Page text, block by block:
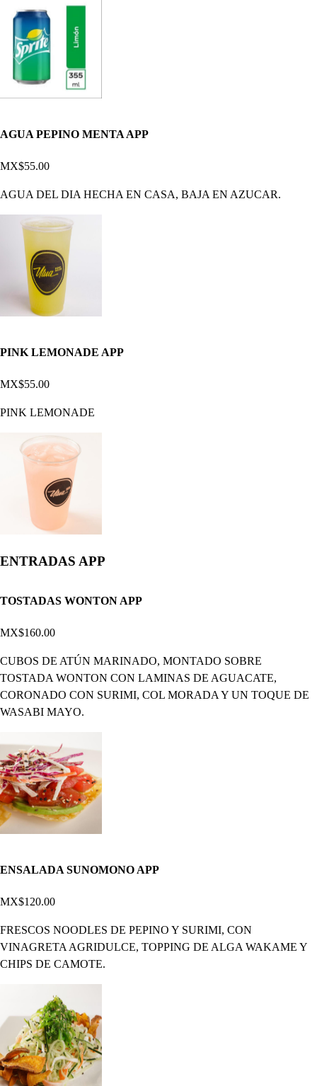
AGUA PEPINO MENTA APP
MX$55.00
AGUA DEL DIA HECHA EN CASA, BAJA EN AZUCAR.
PINK LEMONADE APP
MX$55.00
PINK LEMONADE
ENTRADAS APP
TOSTADAS WONTON APP
MX$160.00
CUBOS DE ATÚN MARINADO, MONTADO SOBRE
TOSTADA WONTON CON LAMINAS DE AGUACATE,
CORONADO CON SURIMI, COL MORADA Y UN TOQUE DE
WASABI MAYO.
ENSALADA SUNOMONO APP
MX$120.00
FRESCOS NOODLES DE PEPINO Y SURIMI, CON
VINAGRETA AGRIDULCE, TOPPING DE ALGA WAKAME Y
CHIPS DE CAMOTE.